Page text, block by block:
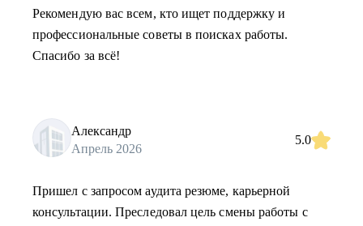
Рекомендую вас всем, кто ищет поддержку и
профессиональные советы в поисках работы.
Спасибо за всё!
Александр
Апрель 2026
5.0
Пришел с запросом аудита резюме, карьерной
консультации. Преследовал цель смены работы с